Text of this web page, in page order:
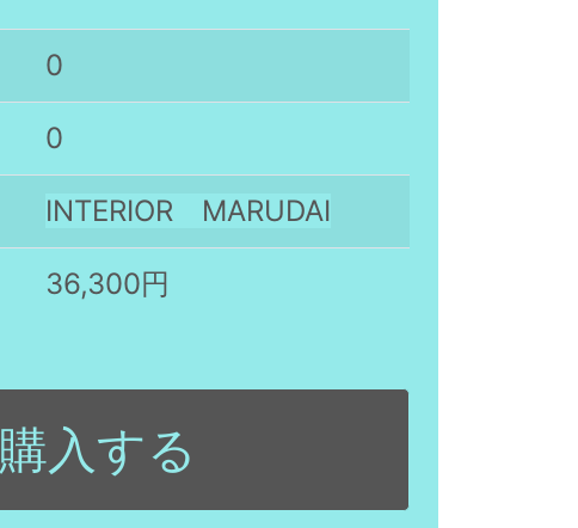
0
0
INTERIOR MARUDAI
36,300円
購入する